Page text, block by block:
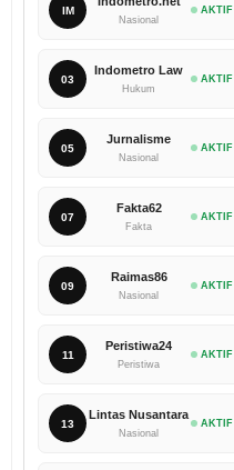
IM
Nasional
AKTIF
03
Indometro Law
Hukum
AKTIF
05
Jurnalisme
Nasional
AKTIF
07
Fakta62
Fakta
AKTIF
09
Raimas86
Nasional
AKTIF
11
Peristiwa24
Peristiwa
AKTIF
13
Lintas Nusantara
Nasional
AKTIF